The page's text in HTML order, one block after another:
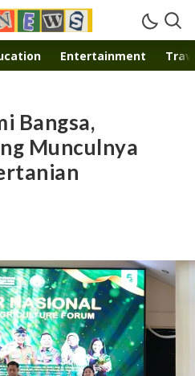
mandiri Entertainment
Bangsa,
Munculnya